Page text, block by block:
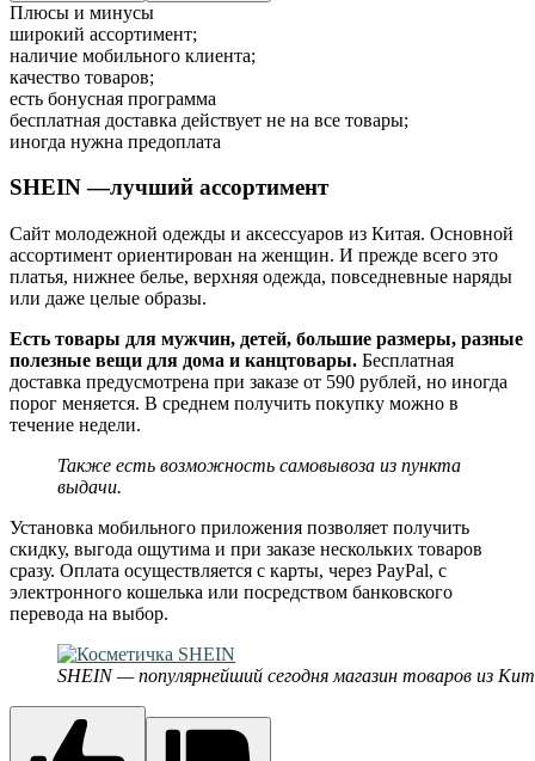
Плюсы и минусы
широкий ассортимент;
наличие мобильного клиента;
качество товаров;
есть бонусная программа
бесплатная доставка действует не на все товары;
иногда нужна предоплата
SHEIN —лучший ассортимент
Сайт молодежной одежды и аксессуаров из Китая. Основной
ассортимент ориентирован на женщин. И прежде всего это
платья, нижнее белье, верхняя одежда, повседневные наряды
или даже целые образы.
Есть товары для мужчин, детей, большие размеры, разные
полезные вещи для дома и канцтовары. Бесплатная
доставка предусмотрена при заказе от 590 рублей, но иногда
порог меняется. В среднем получить покупку можно в
течение недели.
Также есть возможность самовывоза из пункта
выдачи.
Установка мобильного приложения позволяет получить
скидку, выгода ощутима и при заказе нескольких товаров
сразу. Оплата осуществляется с карты, через PayPal, с
электронного кошелька или посредством банковского
перевода на выбор.
SHEIN — популярнейший сегодня магазин товаров из